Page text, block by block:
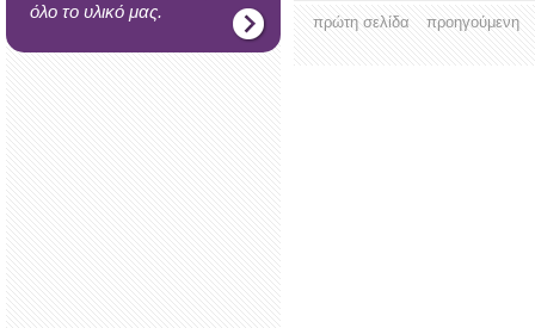
όλο το υλικό μας.
πρώτη σελίδα προηγούμενη